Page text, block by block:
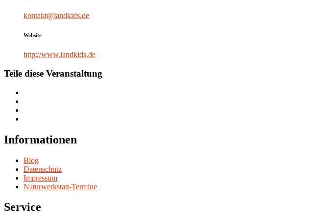
kontakt@landkids.de
Website
http://www.landkids.de
Teile diese Veranstaltung
Informationen
Blog
Datenschutz
Impressum
Naturwerkstatt-Termine
Service